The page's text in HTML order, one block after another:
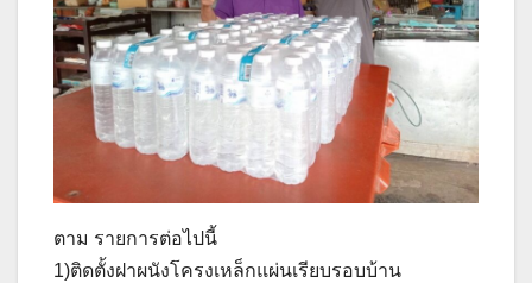
ตาม รายการต่อไปนี้
1)ติดตั้งฝาผนังโครงเหล็กแผ่นเรียบรอบบ้าน